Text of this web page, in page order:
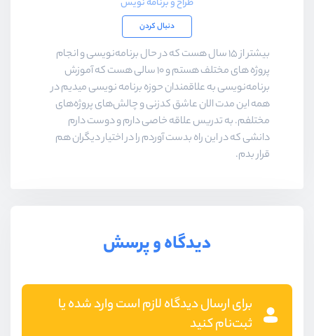
دنبال کردن
بیشتر از ۱۵ سال هست که در حال برنامه‌نویسی و انجام
پروژه های مختلف هستم و ۱۰ سالی هست که آموزش
برنامه‌نویسی به علاقمندان حوزه برنامه نویسی میدیم در
همه این مدت الان عاشق کدزنی و چالش‌های پروژه‌های
مختلفم. به تدریس علاقه خاصی دارم و دوست دارم
دانشی که در این راه بدست آوردم را در اختیار دیگران هم
قرار بدم.
دیدگاه و پرسش
برای ارسال دیدگاه لازم است وارد شده یا
ثبت‌نام کنید